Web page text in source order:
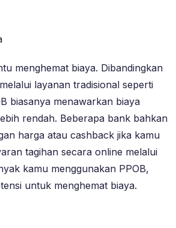
menghemat biaya. Dibandingkan
layanan tradisional seperti
biasanya menawarkan biaya
rendah. Beberapa bank bahkan
harga atau cashback jika kamu
tagihan secara online melalui
kamu menggunakan PPOB,
untuk menghemat biaya.